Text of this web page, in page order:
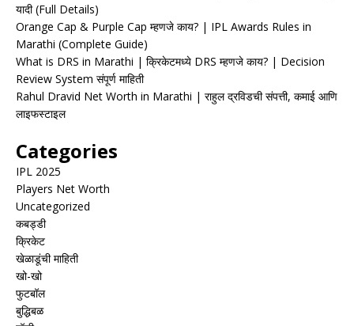
यादी (Full Details)
Orange Cap & Purple Cap म्हणजे काय? | IPL Awards Rules in
Marathi (Complete Guide)
What is DRS in Marathi | क्रिकेटमध्ये DRS म्हणजे काय? | Decision
Review System संपूर्ण माहिती
Rahul Dravid Net Worth in Marathi | राहुल द्रविडची संपत्ती, कमाई आणि
लाइफस्टाइल
Categories
IPL 2025
Players Net Worth
Uncategorized
कबड्डी
क्रिकेट
खेळाडूंची माहिती
खो-खो
फुटबॉल
बुद्धिबळ